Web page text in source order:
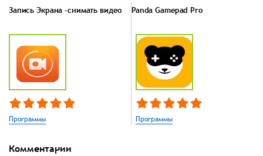
Запись Экрана -снимать видео
Программы
Panda Gamepad Pro
Программы
Комментарии